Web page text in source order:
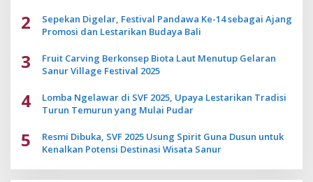
2
Sepekan Digelar, Festival Pandawa Ke-14 sebagai Ajang
Promosi dan Lestarikan Budaya Bali
3
Fruit Carving Berkonsep Biota Laut Menutup Gelaran
Sanur Village Festival 2025
4
Lomba Ngelawar di SVF 2025, Upaya Lestarikan Tradisi
Turun Temurun yang Mulai Pudar
5
Resmi Dibuka, SVF 2025 Usung Spirit Guna Dusun untuk
Kenalkan Potensi Destinasi Wisata Sanur